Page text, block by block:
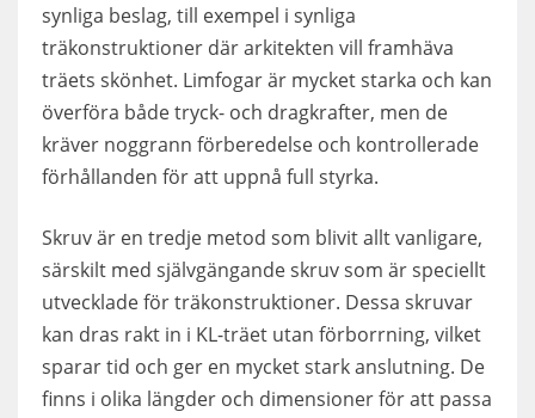
synliga beslag, till exempel i synliga
träkonstruktioner där arkitekten vill framhäva
träets skönhet. Limfogar är mycket starka och kan
överföra både tryck- och dragkrafter, men de
kräver noggrann förberedelse och kontrollerade
förhållanden för att uppnå full styrka.
Skruv är en tredje metod som blivit allt vanligare,
särskilt med självgängande skruv som är speciellt
utvecklade för träkonstruktioner. Dessa skruvar
kan dras rakt in i KL-träet utan förborrning, vilket
sparar tid och ger en mycket stark anslutning. De
finns i olika längder och dimensioner för att passa